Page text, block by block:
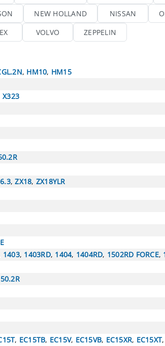
NEW HOLLAND NISSAN
VOLVO ZEPPELIN
, HM10, HM15
X323
,ZX18, ZX18YLR
1403, 1403RD, 1404, 1404RD, 1502RD FORCE,
, EC15TB, EC15V, EC15VB, EC15XR, EC15XT,